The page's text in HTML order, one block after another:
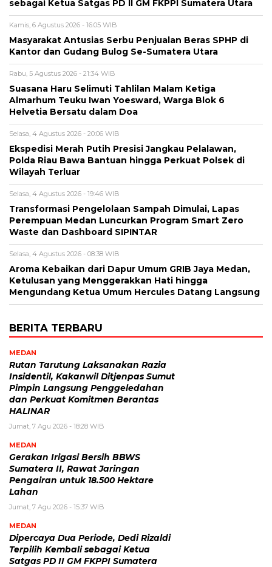
sebagai Ketua Satgas PD II GM FKPPI Sumatera Utara
Kamis, 6 Agustus 2026 - 16:05 WIB
Masyarakat Antusias Serbu Penjualan Beras SPHP di
Kantor dan Gudang Bulog Se-Sumatera Utara
Rabu, 5 Agustus 2026 - 21:34 WIB
Suasana Haru Selimuti Tahlilan Malam Ketiga
Almarhum Teuku Iwan Yoesward, Warga Blok 6
Helvetia Bersatu dalam Doa
Selasa, 4 Agustus 2026 - 20:06 WIB
Ekspedisi Merah Putih Presisi Jangkau Pelalawan,
Polda Riau Bawa Bantuan hingga Perkuat Polsek di
Wilayah Terluar
Selasa, 4 Agustus 2026 - 19:46 WIB
Transformasi Pengelolaan Sampah Dimulai, Lapas
Perempuan Medan Luncurkan Program Smart Zero
Waste dan Dashboard SIPINTAR
Selasa, 4 Agustus 2026 - 08:38 WIB
Aroma Kebaikan dari Dapur Umum GRIB Jaya Medan,
Ketulusan yang Menggerakkan Hati hingga
Mengundang Ketua Umum Hercules Datang Langsung
BERITA TERBARU
MEDAN
Rutan Tarutung Laksanakan Razia
Insidentil, Kakanwil Ditjenpas Sumut
Pimpin Langsung Penggeledahan
dan Perkuat Komitmen Berantas
HALINAR
Jumat, 7 Agu 2026 - 18:28 WIB
MEDAN
Gerakan Irigasi Bersih BBWS
Sumatera II, Rawat Jaringan
Pengairan untuk 18.500 Hektare
Lahan
Jumat, 7 Agu 2026 - 15:37 WIB
MEDAN
Dipercaya Dua Periode, Dedi Rizaldi
Terpilih Kembali sebagai Ketua
Satgas PD II GM FKPPI Sumatera